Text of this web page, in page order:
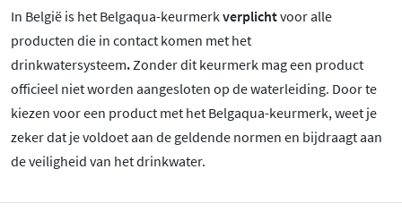
In België is het Belgaqua-keurmerkverplichtvoor alle
producten die in contact komen met het
drinkwatersysteem. Zonder dit keurmerk mag een product
officieel niet worden aangesloten op de waterleiding. Door te
kiezen voor een product met het Belgaqua-keurmerk, weet je
zeker dat je voldoet aan de geldende normen en bijdraagt aan
de veiligheid van het drinkwater.